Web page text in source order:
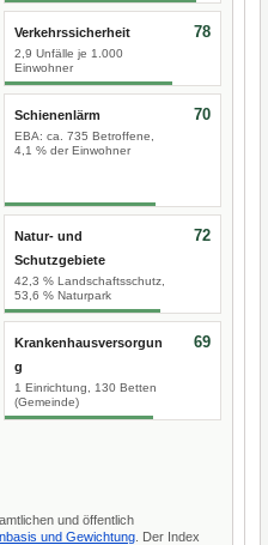
Verkehrssicherheit
2,9 Unfälle je 1.000
Einwohner
78
Schienenlärm
EBA: ca. 735 Betroffene,
4,1 % der Einwohner
70
Natur- und
Schutzgebiete
42,3 % Landschaftsschutz,
53,6 % Naturpark
72
Krankenhausversorgun
g
1 Einrichtung, 130 Betten
(Gemeinde)
69
und öffentlich
und Gewichtung . Der Index